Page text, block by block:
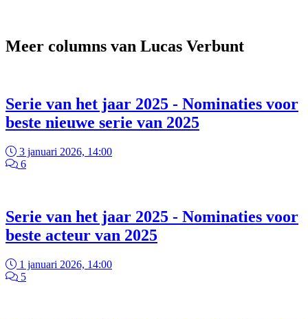
Meer columns van Lucas Verbunt
Serie van het jaar 2025 - Nominaties voor
beste nieuwe serie van 2025
3 januari 2026, 14:00
6
Serie van het jaar 2025 - Nominaties voor
beste acteur van 2025
1 januari 2026, 14:00
5